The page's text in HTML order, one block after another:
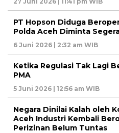
PT Hopson Diduga
Polda Aceh Diminta
6 Juni 2026 | 2:32 am WIB
Ketika Regulasi Tak Lagi
PMA
5 Juni 2026 | 12:56 am WIB
Negara Dinilai Kalah oleh
Aceh Industri Kembali
Perizinan Belum Tuntas